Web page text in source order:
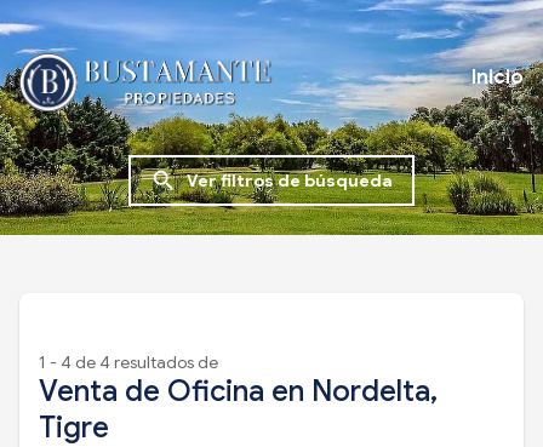
Inicio
search Ver filtros de búsqueda
1 - 4 de 4 resultados de
Venta de Oficina en Nordelta,
Tigre